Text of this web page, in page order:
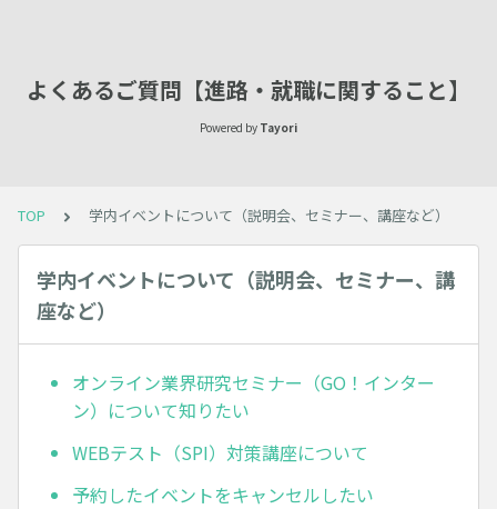
よくあるご質問【進路・就職に関すること】
Powered by Tayori
TOP 学内イベントについて（説明会、セミナー、講座など）
学内イベントについて（説明会、セミナー、講
座など）
オンライン業界研究セミナー（GO！インター
ン）について知りたい
WEBテスト（SPI）対策講座について
予約したイベントをキャンセルしたい